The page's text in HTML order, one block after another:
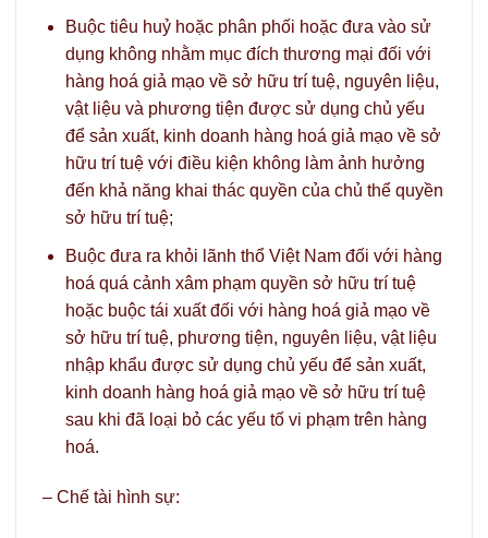
Buộc tiêu huỷ hoặc phân phối hoặc đưa vào sử
dụng không nhằm mục đích thương mại đối với
hàng hoá giả mạo về sở hữu trí tuệ, nguyên liệu,
vật liệu và phương tiện được sử dụng chủ yếu
để sản xuất, kinh doanh hàng hoá giả mạo về sở
hữu trí tuệ với điều kiện không làm ảnh hưởng
đến khả năng khai thác quyền của chủ thể quyền
sở hữu trí tuệ;
Buộc đưa ra khỏi lãnh thổ Việt Nam đối với hàng
hoá quá cảnh xâm phạm quyền sở hữu trí tuệ
hoặc buộc tái xuất đối với hàng hoá giả mạo về
sở hữu trí tuệ, phương tiện, nguyên liệu, vật liệu
nhập khẩu được sử dụng chủ yếu để sản xuất,
kinh doanh hàng hoá giả mạo về sở hữu trí tuệ
sau khi đã loại bỏ các yếu tố vi phạm trên hàng
hoá.
– Chế tài hình sự: